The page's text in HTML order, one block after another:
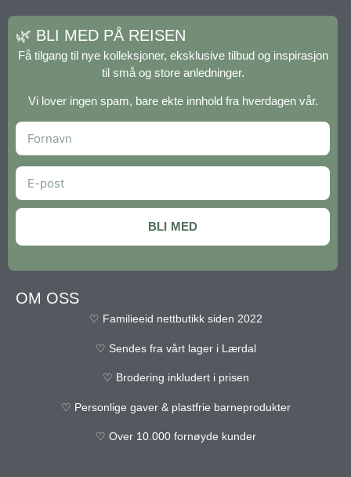
OM OSS
♡ Familieeid nettbutikk siden 2022
♡ Sendes fra vårt lager i Lærdal
♡ Brodering inkludert i prisen
♡ Personlige gaver & plastfrie barneprodukter
♡ Over 10.000 fornøyde kunder
🌿 BLI MED PÅ REISEN
Få tilgang til nye kolleksjoner, eksklusive tilbud og inspirasjon
til små og store anledninger.
Vi lover ingen spam, bare ekte innhold fra hverdagen vår.
BLI MED